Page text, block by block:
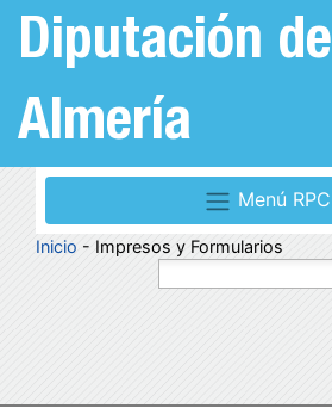
Diputación de
Almería
Menú RPC
Inicio - Impresos y Formularios